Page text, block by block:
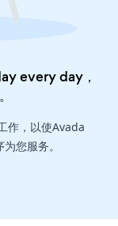
every day，
作，以使Avada
您服务。